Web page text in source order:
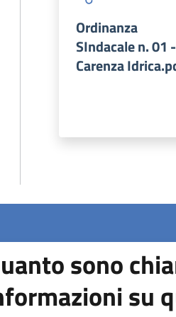
Ordinanza
SIndacale n. 01 -
Carenza
sono
su